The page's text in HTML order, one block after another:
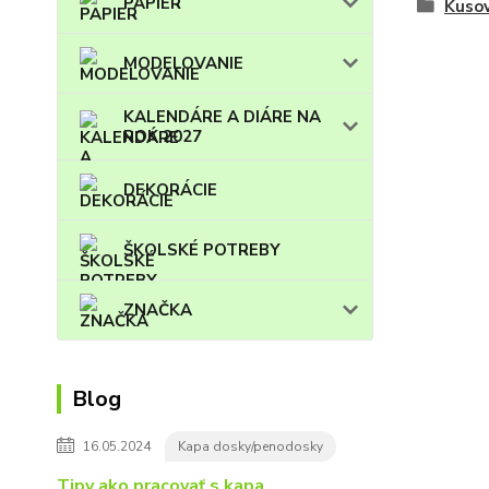
MODELOVANIE
KALENDÁRE A DIÁRE NA
ROK 2027
DEKORÁCIE
ŠKOLSKÉ POTREBY
ZNAČKA
Blog
16.05.2024 Kapa dosky/penodosky